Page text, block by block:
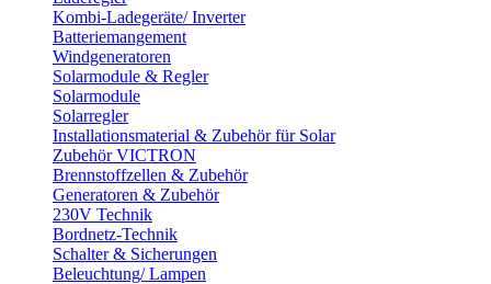
Kombi-Ladegeräte/ Inverter
Batteriemangement
Windgeneratoren
Solarmodule & Regler
Solarmodule
Solarregler
Installationsmaterial & Zubehör für Solar
Zubehör VICTRON
Brennstoffzellen & Zubehör
Generatoren & Zubehör
230V Technik
Bordnetz-Technik
Schalter & Sicherungen
Beleuchtung/ Lampen